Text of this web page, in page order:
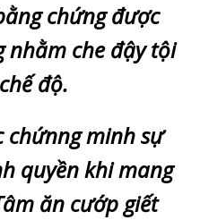
chứng được
nhằm che đậy tội
độ.
chứnng minh sự
quyền khi mang
ăn cướp giết